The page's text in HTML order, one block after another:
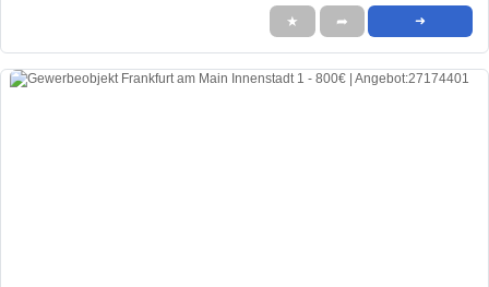
★ ➦ ➜